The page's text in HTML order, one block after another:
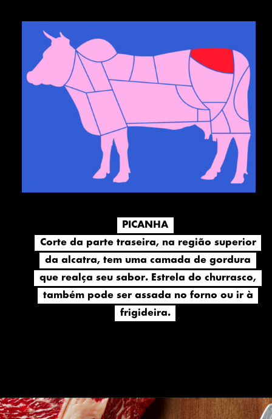
PICANHA
Corte da parte traseira, na região superior
da alcatra, tem uma camada de gordura
que realça seu sabor. Estrela do churrasco,
também pode ser assada no forno ou ir à
frigideira.
PICANHA
Corte da parte traseira, na região superior
da alcatra, tem uma camada de gordura
que realça seu sabor. Estrela do churrasco,
também pode ser assada no forno ou ir à
frigideira.